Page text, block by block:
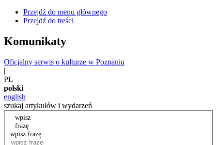
Przejdź do menu głównego
Przejdź do treści
Komunikaty
Oficjalny serwis o kulturze w Poznaniu
|
PL
polski
english
szukaj artykułów i wydarzeń
wpisz
frazę
wpisz frazę